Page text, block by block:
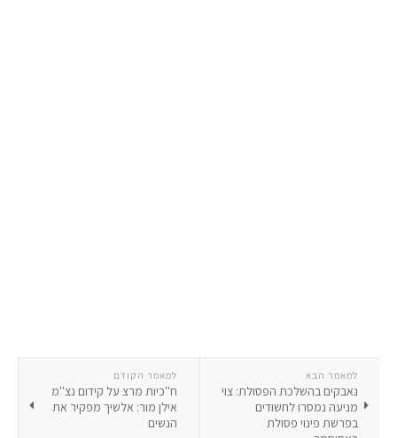
למאמר הקודם
ח''כיות מרצ על קידום נצ''מ
אילן מור: אלשיך מפקיר את
הנשים
למאמר הבא
נאבקים בהשלכת הפסולת: צוי
מניעה נמסרו לחשודים
בפרשת פינוי פסולת